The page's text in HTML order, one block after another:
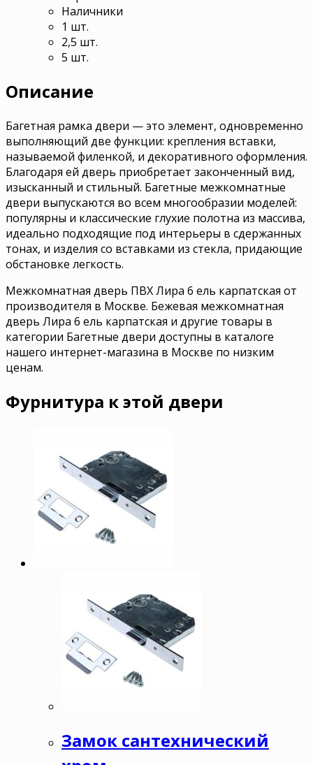
Наличники
1 шт.
2,5 шт.
5 шт.
Описание
Багетная рамка двери — это элемент, одновременно
выполняющий две функции: крепления вставки,
называемой филенкой, и декоративного оформления.
Благодаря ей дверь приобретает законченный вид,
изысканный и стильный. Багетные межкомнатные
двери выпускаются во всем многообразии моделей:
популярны и классические глухие полотна из массива,
идеально подходящие под интерьеры в сдержанных
тонах, и изделия со вставками из стекла, придающие
обстановке легкость.
Межкомнатная дверь ПВХ Лира 6 ель карпатская от
производителя в Москве. Бежевая межкомнатная
дверь Лира 6 ель карпатская и другие товары в
категории Багетные двери доступны в каталоге
нашего интернет-магазина в Москве по низким
ценам.
Фурнитура к этой двери
Замок сантехнический